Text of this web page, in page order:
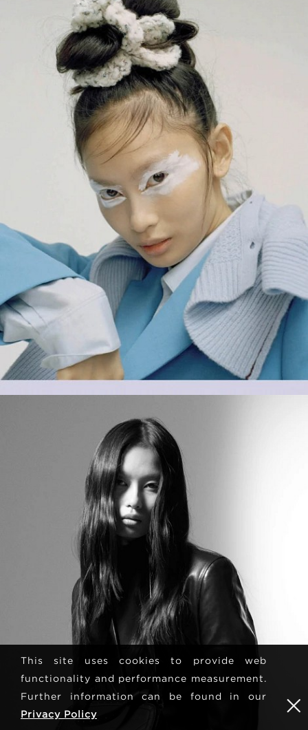
This site uses cookies to provide web
functionality and performance measurement.
Further information can be found in our
Privacy Policy